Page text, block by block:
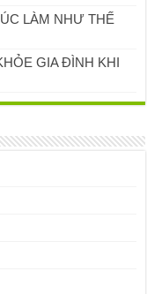
LÀM NHƯ THẾ
GIA ĐÌNH KHI